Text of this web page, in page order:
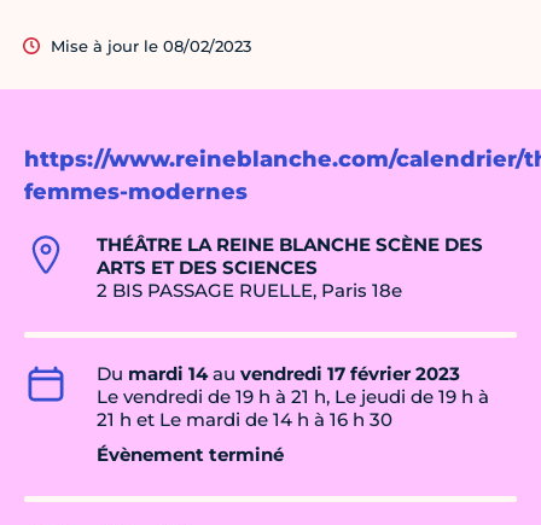
https://www.reineblanche.com/calendrier/
femmes-modernes
THÉÂTRE LA REINE BLANCHE SCÈNE DES
ARTS ET DES SCIENCES
2 BIS PASSAGE RUELLE, Paris 18e
Du mardi 14au vendredi 17 février 2023
Le vendredi de 19 h à 21 h, Le jeudi de 19 h à
21 h et Le mardi de 14 h à 16 h 30
Évènement terminé
Mise à jour le 08/02/2023